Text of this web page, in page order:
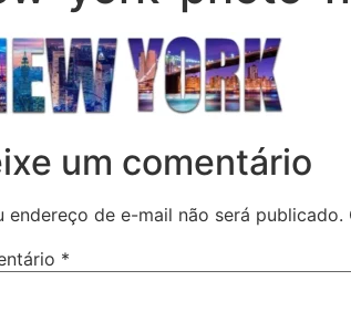
um comentário
endereço de e-mail não será publicado.
*